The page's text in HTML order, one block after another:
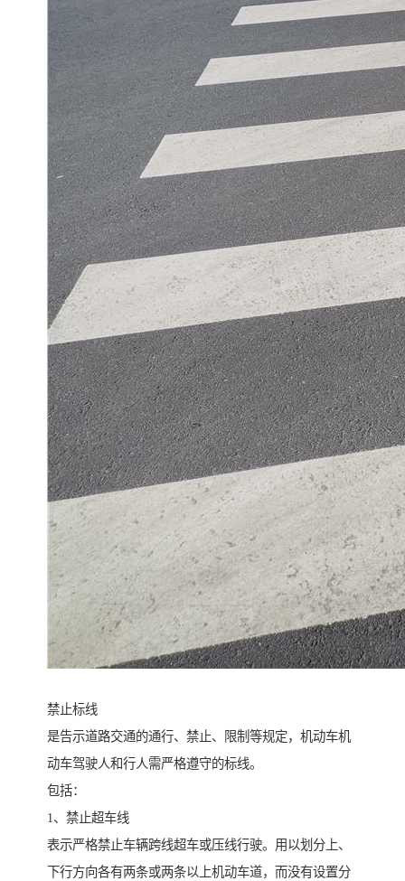
禁止标线
是告示道路交通的通行、禁止、限制等规定，机动车机
动车驾驶人和行人需严格遵守的标线。
包括：
1、禁止超车线
表示严格禁止车辆跨线超车或压线行驶。用以划分上、
下行方向各有两条或两条以上机动车道，而没有设置分